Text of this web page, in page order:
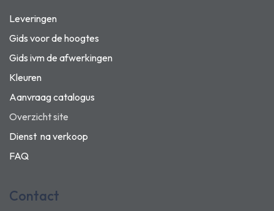
Leveringen
Gids voor de hoogtes
Gids ivm de afwerkingen
Kleuren
Aanvraag catalogus
Overzicht site
Dienst na verkoop
FAQ
Contact